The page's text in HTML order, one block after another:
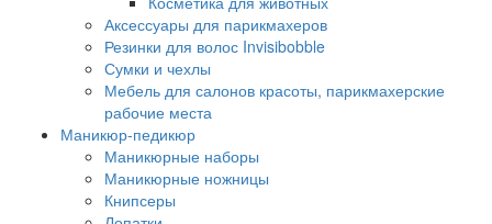
Аксессуары для парикмахеров
Резинки для волос Invisibobble
Сумки и чехлы
Мебель для салонов красоты, парикмахерские
рабочие места
Маникюр-педикюр
Маникюрные наборы
Маникюрные ножницы
Книпсеры